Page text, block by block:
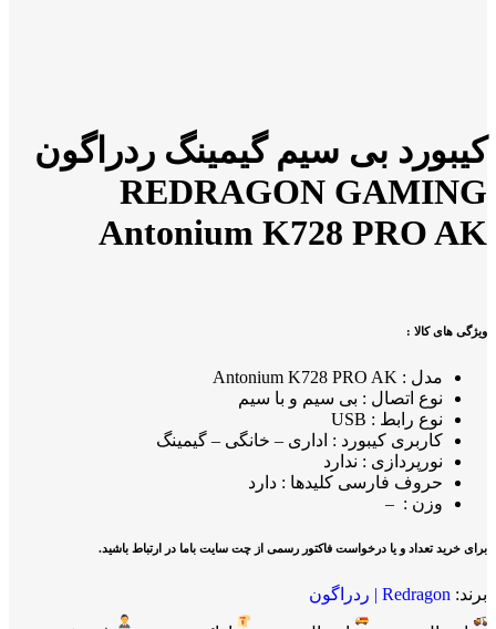
کیبورد بی سیم گیمینگ ردراگون
REDRAGON GAMING
Antonium K728 PRO AK
ویژگی های کالا :
مدل : Antonium K728 PRO AK
نوع اتصال : بی سیم و با سیم
نوع رابط : USB
کاربری کیبورد : اداری – خانگی – گیمینگ
نورپردازی : ندارد
حروف فارسی کلیدها : دارد
وزن : –
برای خرید تعداد و یا درخواست فاکتور رسمی از چت سایت باما در ارتباط باشید.
برند: Redragon | ردراگون